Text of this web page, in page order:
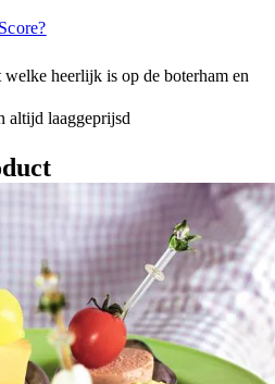
heerlijk is op de boterham en
altijd laaggeprijsd